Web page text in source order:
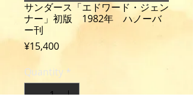
サンダース「エドワード・ジェン
ナー」初版 1982年 ハノーバ
ー刊
¥15,400Price
Quantity *